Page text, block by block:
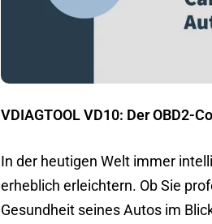
VDIAGTOOL VD10: Der OBD2-
In der heutigen Welt immer
erheblich erleichtern. Ob Sie
Gesundheit seines Autos im